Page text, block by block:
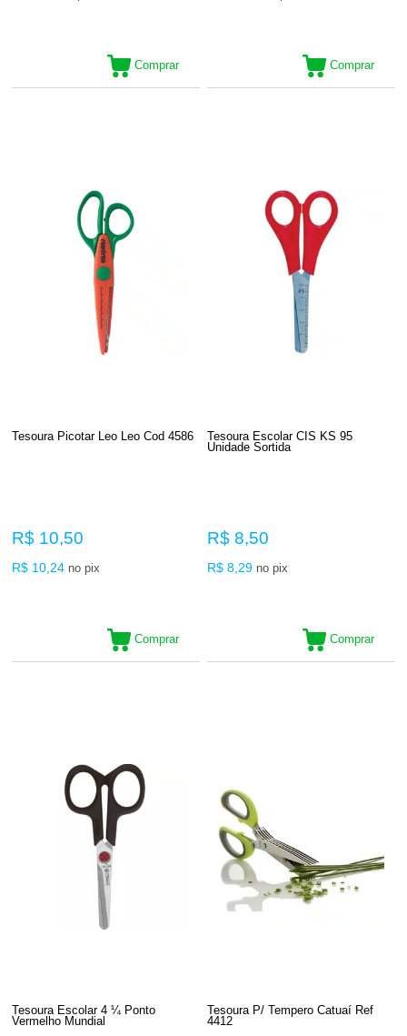
Comprar Comprar
Tesoura Picotar Leo Leo Cod 4586
R$ 10,50
R$ 10,24 no pix
Comprar
Tesoura Escolar CIS KS 95
Unidade Sortida
R$ 8,50
R$ 8,29 no pix
Comprar
Tesoura Escolar 4 ¼ Ponto
Vermelho Mundial
Tesoura P/ Tempero Catuaí Ref
4412